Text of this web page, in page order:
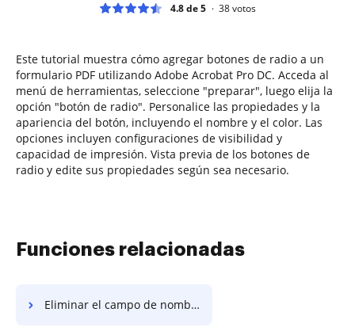
4.8 de 5 38votos
Este tutorial muestra cómo agregar botones de radio a un
formulario PDF utilizando Adobe Acrobat Pro DC. Acceda al
menú de herramientas, seleccione "preparar", luego elija la
opción "botón de radio". Personalice las propiedades y la
apariencia del botón, incluyendo el nombre y el color. Las
opciones incluyen configuraciones de visibilidad y
capacidad de impresión. Vista previa de los botones de
radio y edite sus propiedades según sea necesario.
Funciones relacionadas
Eliminar el campo de nombre del contrato de arrendamiento entre el propietario y el inquilino